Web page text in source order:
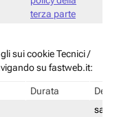
terza parte
sui cookie Tecnici /
su fastweb.it:
Durata
salva